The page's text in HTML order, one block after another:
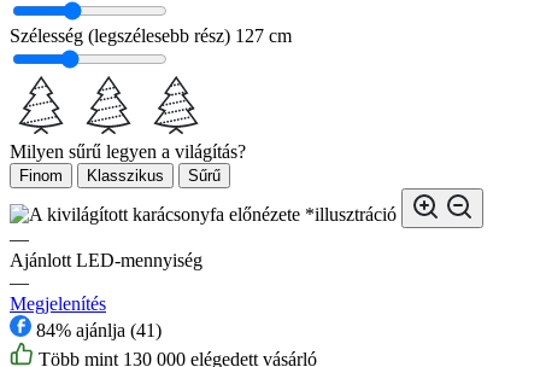
Szélesség (legszélesebb rész) 127 cm
Milyen sűrű legyen a világítás?
Finom Klasszikus Sűrű
*illusztráció
—
Ajánlott LED-mennyiség
—
Megjelenítés
84% ajánlja (41)
Több mint 130 000 elégedett vásárló